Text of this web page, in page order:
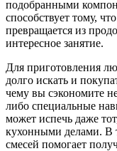
подобранными
способствует тому,
превращается из
интересное занятие.
Для приготовления
долго искать и
чему вы сэкономите
либо специальные
может испечь даже
кухонными делами. В
смесей помогает